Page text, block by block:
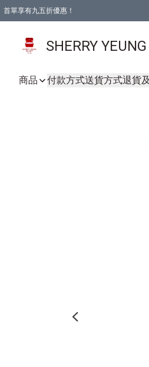
首單享有九五折優惠！
SHERRY
商品 付款方式送貨方式退貨